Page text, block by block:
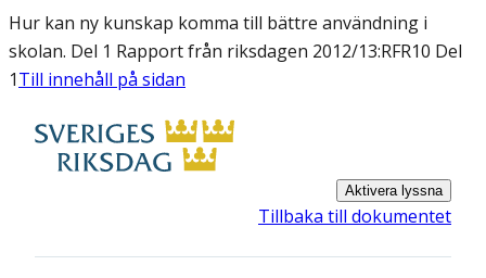
Hur kan ny kunskap komma till bättre användning i
skolan. Del 1 Rapport från riksdagen 2012/13:RFR10 Del
1Till innehåll på sidan
Aktivera lyssna
Tillbaka till dokumentet